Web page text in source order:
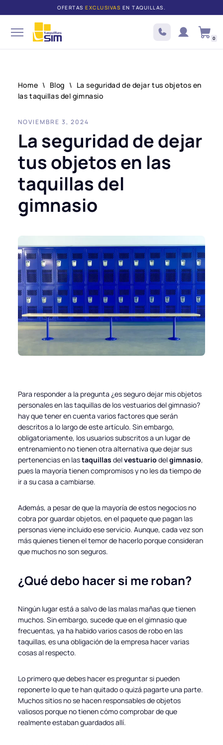
Saltar
al
OFERTAS EXCLUSIVAS EN TAQUILLAS.
0
Home \ Blog \ La seguridad de dejar tus objetos en
las taquillas del gimnasio
La seguridad de dejar
tus objetos en las
taquillas del
gimnasio
NOVIEMBRE 3, 2024
Para responder a la pregunta ¿es seguro dejar mis objetos
personales en las taquillas de los vestuarios del gimnasio?
hay que tener en cuenta varios factores que serán
descritos a lo largo de este artículo. Sin embargo,
obligatoriamente, los usuarios subscritos a un lugar de
entrenamiento no tienen otra alternativa que dejar sus
pertenencias en lastaquillas delvestuario delgimnasio,
pues la mayoría tienen compromisos y no les da tiempo de
ir a su casa a cambiarse.
Además, a pesar de que la mayoría de estos negocios no
cobra por guardar objetos, en el paquete que pagan las
personas viene incluido ese servicio. Aunque, cada vez son
más quienes tienen el temor de hacerlo porque consideran
que muchos no son seguros.
¿Qué debo hacer si me roban?
Ningún lugar está a salvo de las malas mañas que tienen
muchos. Sin embargo, sucede que en el gimnasio que
frecuentas, ya ha habido varios casos de robo en las
taquillas, es una obligación de la empresa hacer varias
cosas al respecto.
Lo primero que debes hacer es preguntar si pueden
reponerte lo que te han quitado o quizá pagarte una parte.
Muchos sitios no se hacen responsables de objetos
valiosos porque no tienen cómo comprobar de que
realmente estaban guardados allí.